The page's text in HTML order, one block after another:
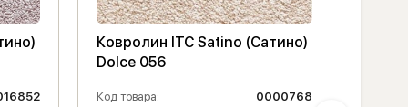
Ковролин ITC Satino (Сатино)
Dolce 056
Код товара: 0000768